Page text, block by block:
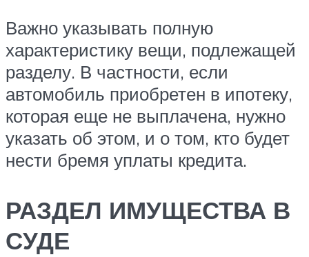
Важно указывать полную
характеристику вещи, подлежащей
разделу. В частности, если
автомобиль приобретен в ипотеку,
которая еще не выплачена, нужно
указать об этом, и о том, кто будет
нести бремя уплаты кредита.
РАЗДЕЛ ИМУЩЕСТВА В
СУДЕ